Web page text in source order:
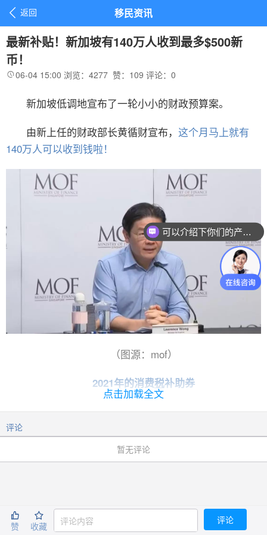
 返回 移民资讯
最新补贴！新加坡有140万人收到最多$500新
币！
06-04 15:00 浏览：4277 赞： 109 评论： 0
新加坡低调地宣布了一轮小小的财政预算案。
由新上任的财政部长黄循财宣布， 这个月马上就有
140万人可以收到钱啦！
（图源：mof）
2021年的消费税补助券
GST Voucher
大家都知道新加坡消费很贵，消费税有7%，听说之
GSTV）计划。
点击加载全文
评论
暂无评论

赞

收藏
评论